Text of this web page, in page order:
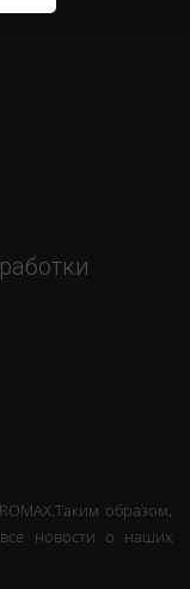
образом,
новости о наших